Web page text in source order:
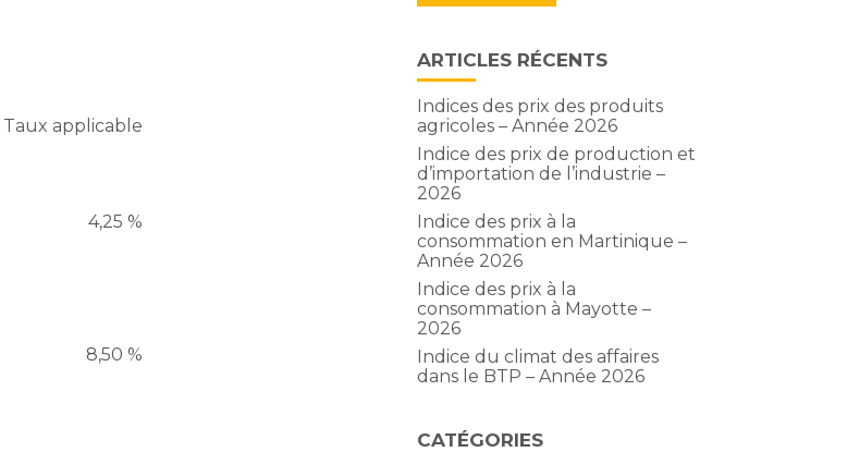
Taux applicable
4,25 %
8,50 %
ARTICLES RÉCENTS
Indices des prix des produits
agricoles – Année 2026
Indice des prix de production et
d’importation de l’industrie –
2026
Indice des prix à la
consommation en Martinique –
Année 2026
Indice des prix à la
consommation à Mayotte –
2026
Indice du climat des affaires
dans le BTP – Année 2026
CATÉGORIES